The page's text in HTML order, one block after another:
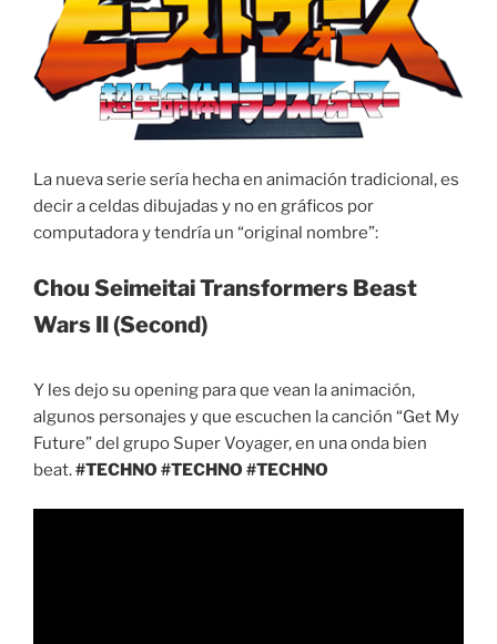
La nueva serie sería hecha en animación tradicional, es
decir a celdas dibujadas y no en gráficos por
computadora y tendría un “original nombre”:
Chou Seimeitai Transformers Beast
Wars II (Second)
Y les dejo su opening para que vean la animación,
algunos personajes y que escuchen la canción “Get My
Future” del grupo Super Voyager, en una onda bien
beat.#TECHNO #TECHNO #TECHNO